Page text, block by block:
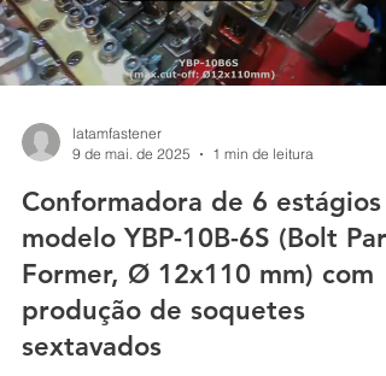
Load video
9 de mai. de 2025
1 min de leitura
Conformadora de 6 estágios
modelo YBP-10B-6S (Bolt Part
Former, Ø 12x110 mm) com
produção de soquetes